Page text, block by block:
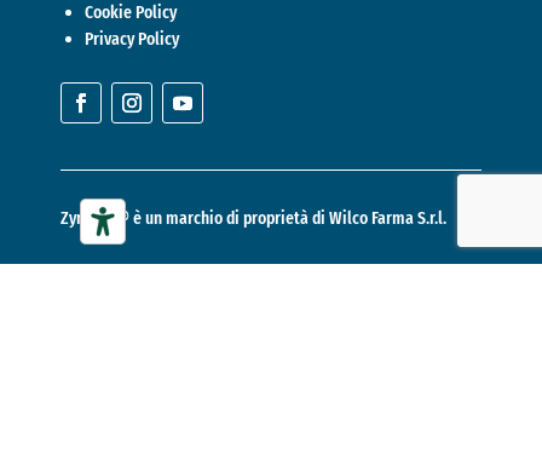
Cookie Policy
Privacy Policy
Zymerex® è un marchio di proprietà di Wilco Farma S.r.l.